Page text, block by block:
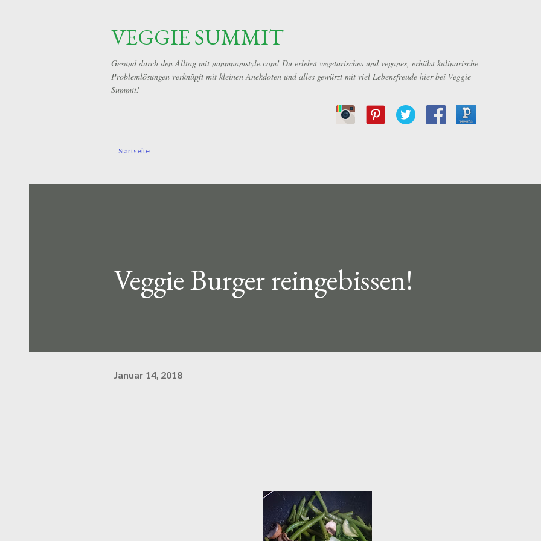
VEGGIE SUMMIT
Gesund durch den Alltag mit nanmnamstyle.com! Du erlebst vegetarisches und veganes, erhälst kulinarische
Problemlösungen verknüpft mit kleinen Anekdoten und alles gewürzt mit viel Lebensfreude hier bei Veggie
Summit!
Startseite
Veggie Burger reingebissen!
Januar 14, 2018